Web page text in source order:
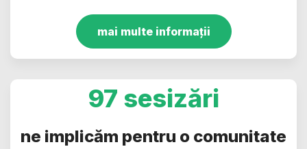
mai multe informații
97 sesizări
ne implicăm pentru o comunitate